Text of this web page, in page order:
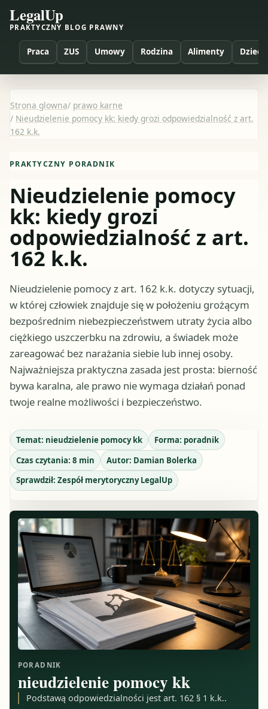
LegalUp
PRAKTYCZNY BLOG PRAWNY
Praca ZUS Umowy Rodzina Alimenty Dzieci
Strona glowna/ prawo karne
/ Nieudzielenie pomocy kk: kiedy grozi odpowiedzialność z art.
162 k.k.
PRAKTYCZNY PORADNIK
Nieudzielenie pomocy
kk: kiedy grozi
odpowiedzialność z art.
162 k.k.
Nieudzielenie pomocy z art. 162 k.k. dotyczy sytuacji,
w której człowiek znajduje się w położeniu grożącym
bezpośrednim niebezpieczeństwem utraty życia albo
ciężkiego uszczerbku na zdrowiu, a świadek może
zareagować bez narażania siebie lub innej osoby.
Najważniejsza praktyczna zasada jest prosta: bierność
bywa karalna, ale prawo nie wymaga działań ponad
twoje realne możliwości i bezpieczeństwo.
Temat: nieudzielenie pomocy kk Forma: poradnik
Czas czytania: 8 min Autor: Damian Bolerka
Sprawdził: Zespół merytoryczny LegalUp
PORADNIK
nieudzielenie pomocy kk
Podstawą odpowiedzialności jest art. 162 § 1 k.k..